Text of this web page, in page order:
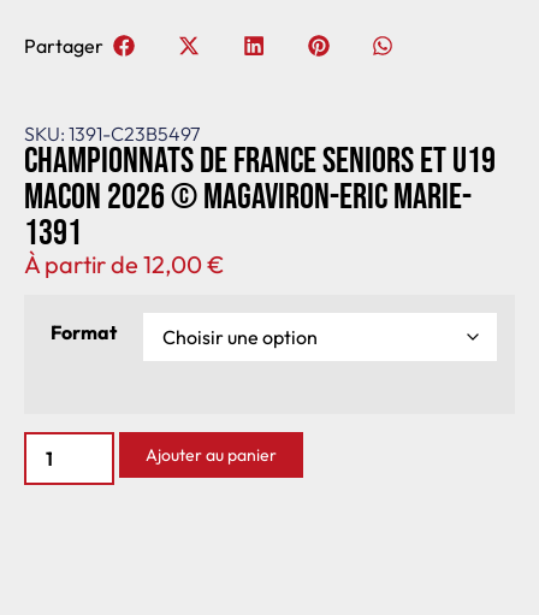
SKU: 1391-C23B5497
Championnats de France seniors et U19
Macon 2026 © Magaviron-Eric Marie-
1391
À partir de 12,00€
Format
Ajouter au panier
Partager